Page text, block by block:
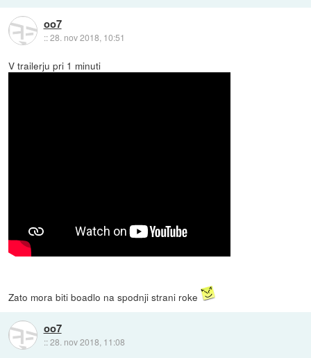
oo7
::28. nov 2018, 10:51
V trailerju pri 1 minuti
Zato mora biti boadlo na spodnji strani roke
oo7
::28. nov 2018, 11:08